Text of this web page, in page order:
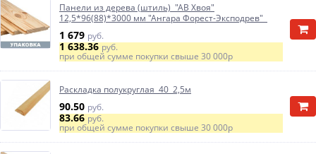
Панели из дерева (штиль) "АВ Хвоя"
12,5*96(88)*3000 мм "Ангара Форест-Эксподрев"
1 679 руб.
1 638.36руб.
при общей сумме покупки свыше 30 000р
Раскладка полукруглая 40 2,5м
90.50 руб.
83.66руб.
при общей сумме покупки свыше 30 000р